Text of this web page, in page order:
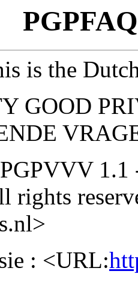
is the
GOOD
rights
: <URL: